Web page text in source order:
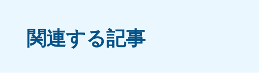
関連する記事